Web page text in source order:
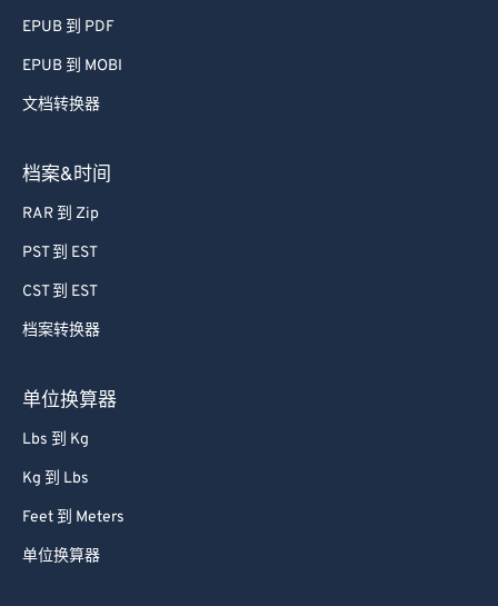
EPUB 到 PDF
EPUB 到 MOBI
文档转换器
档案&时间
RAR 到 Zip
PST 到 EST
CST 到 EST
档案转换器
单位换算器
Lbs 到 Kg
Kg 到 Lbs
Feet 到 Meters
单位换算器